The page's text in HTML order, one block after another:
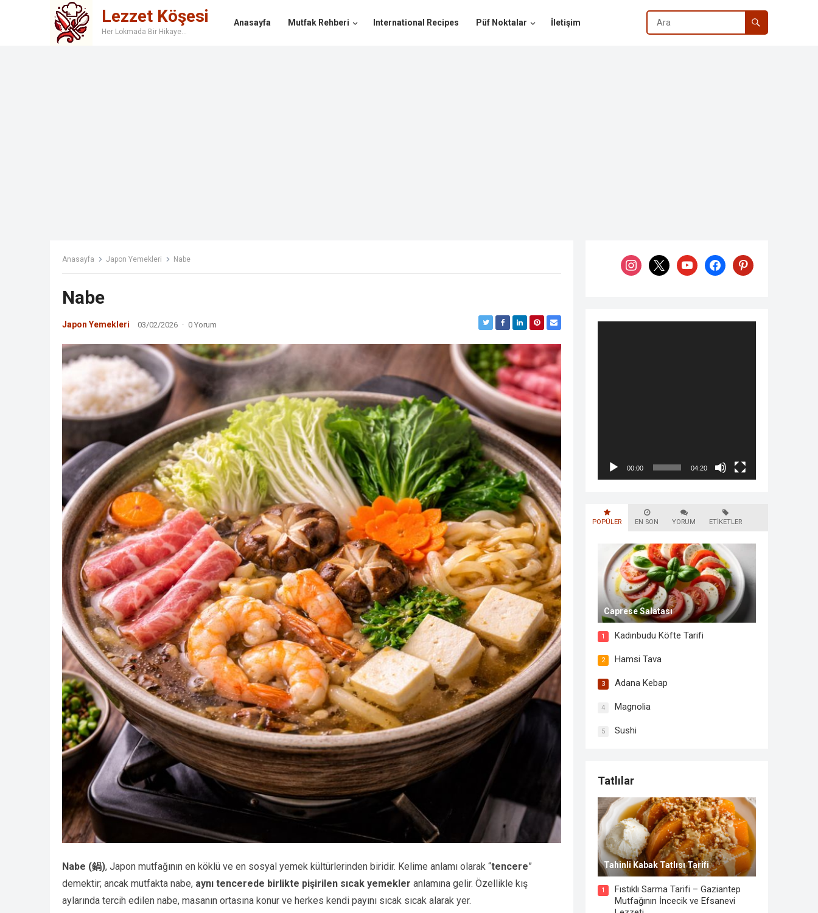
Lezzet Köşesi
Her Lokmada Bir Hikaye…
Anasayfa Mutfak Rehberi International Recipes Püf Noktalar İletişim
Anasayfa Japon Yemekleri Nabe
Nabe
Japon Yemekleri 03/02/2026 · 0 Yorum
Nabe (鍋), Japon mutfağının en köklü ve en sosyal yemek kültürlerinden biridir. Kelime anlamı olarak “tencere”
demektir; ancak mutfakta nabe, aynı tencerede birlikte pişirilen sıcak yemekler anlamına gelir. Özellikle kış
aylarında tercih edilen nabe, masanın ortasına konur ve herkes kendi payını sıcak sıcak alarak yer.
instagram
x youtubefacebookpinterest
00:00 04:20
POPÜLER EN SON YORUM ETIKETLER
Caprese Salatası
1 Kadınbudu Köfte Tarifi
2 Hamsi Tava
3 Adana Kebap
4 Magnolia
5 Sushi
Tatlılar
Tahinli Kabak Tatlısı Tarifi
1
Fıstıklı Sarma Tarifi – Gaziantep
Mutfağının İncecik ve Efsanevi